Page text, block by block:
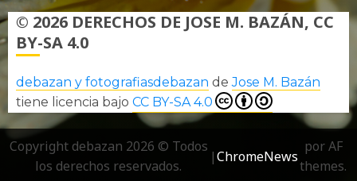
© 2026 DERECHOS DE JOSE M. BAZÁN, CC
BY-SA 4.0
debazan y fotografiasdebazan deJose M. Bazán
tiene licencia bajo CC BY-SA 4.0
Copyright debazan 2026 © Todos
los derechos reservados.
|ChromeNews
por AF
themes.